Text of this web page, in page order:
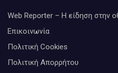
Web Reporter – Η είδηση στην
Επικοινωνία
Πολιτική Cookies
Πολιτική Απορρήτου